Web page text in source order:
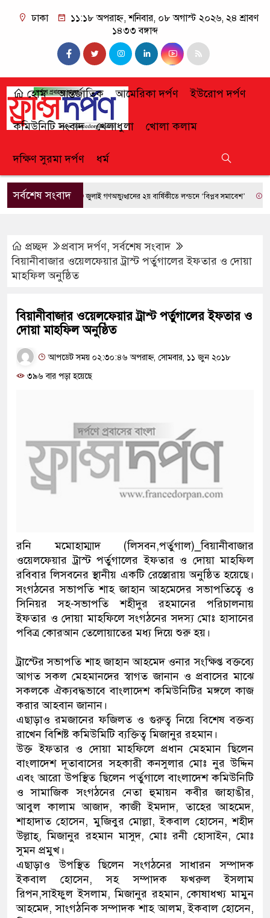
ঢাকা
১১:১৮ অপরাহ্ন, শনিবার, ০৮ অগাস্ট ২০২৬, ২৪ শ্রাবণ
১৪৩৩ বঙ্গাব্দ
হোম আন্তর্জাতিক আমেরিকা দর্পণ ইউরোপ দর্পণ
কমিউনিটি সংবাদ খেলাধুলা খোলা কলাম
দক্ষিণ সুরমা দর্পণ ধর্ম
সর্বশেষ সংবাদজুলাই গণঅভ্যুত্থানের ২য় বার্ষিকীতে লন্ডনে ‘বিপ্লব সমাবেশ’ ফ্রান্সে
প্রচ্ছদ প্রবাস দর্পণ,সর্বশেষ সংবাদ
বিয়ানীবাজার ওয়েলফেয়ার ট্রাস্ট পর্তুগালের ইফতার ও দোয়া
মাহফিল অনুষ্ঠিত
বিয়ানীবাজার ওয়েলফেয়ার ট্রাস্ট পর্তুগালের ইফতার ও
দোয়া মাহফিল অনুষ্ঠিত
আপডেট সময় ০২:৩০:৪৬ অপরাহ্ন, সোমবার, ১১ জুন ২০১৮
৩৯৬ বার পড়া হয়েছে
রনি মমোহাম্মাদ (লিসবন,পর্তুগাল)_বিয়ানীবাজার
ওয়েলফেয়ার ট্রাস্ট পর্তুগালের ইফতার ও দোয়া মাহফিল
রবিবার লিসবনের স্থানীয় একটি রেস্তোরায় অনুষ্ঠিত হয়েছে।
সংগঠনের সভাপতি শাহ জাহান আহমেদের সভাপতিত্বে ও
সিনিয়র সহ-সভাপতি শহীদুর রহমানের পরিচালনায়
ইফতার ও দোয়া মাহফিলে সংগঠনের সদস্য মোঃ হাসানের
পবিত্র কোরআন তেলোয়াতের মধ্য দিয়ে শুরু হয়।
ট্রাস্টের সভাপতি শাহ জাহান আহমেদ ওনার সংক্ষিপ্ত বক্তব্যে
আগত সকল মেহমানদের স্বাগত জানান ও প্রবাসের মাঝে
সকলকে ঐক্যবদ্ধভাবে বাংলাদেশ কমিউনিটির মঙ্গলে কাজ
করার আহবান জানান।
এছাড়াও রমজানের ফজিলত ও গুরুত্ব নিয়ে বিশেষ বক্তব্য
রাখেন বিশিষ্ট কমিউমিটি ব্যক্তিত্ব মিজানুর রহমান।
উক্ত ইফতার ও দোয়া মাহফিলে প্রধান মেহমান ছিলেন
বাংলাদেশ দূতাবাসের সহকারী কনসুলার মোঃ নুর উদ্দিন
এবং আরো উপস্থিত ছিলেন পর্তুগালে বাংলাদেশ কমিউনিটি
ও সামাজিক সংগঠনের নেতা হুমায়ন কবীর জাহাঙীর,
আবুল কালাম আজাদ, কাজী ইমদাদ, তাহের আহমেদ,
শাহাদাত হোসেন, মুজিবুর মোল্লা, ইকবাল হোসেন, শহীদ
উল্লাহ্‌, মিজানুর রহমান মাসুদ, মোঃ রনী হোসাইন, মোঃ
সুমন প্রমুখ।
এছাড়াও উপস্থিত ছিলেন সংগঠনের সাধারন সম্পাদক
ইকবাল হোসেন, সহ সম্পাদক ফখরুল ইসলাম
রিপন,সাইফুল ইসলাম, মিজানুর রহমান, কোষাধখ্য মামুন
আহমেদ, সাংগঠনিক সম্পাদক শাহ আলম, ইকবাল হোসেন,